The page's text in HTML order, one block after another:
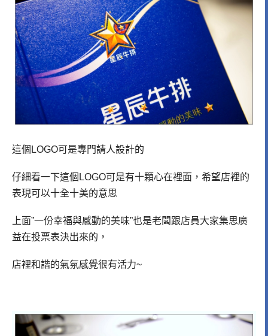
這個LOGO可是專門請人設計的
仔細看一下這個LOGO可是有十顆心在裡面，希望店裡的
表現可以十全十美的意思
上面”一份幸福與感動的美味”也是老闆跟店員大家集思廣
益在投票表決出來的，
店裡和諧的氣氛感覺很有活力~